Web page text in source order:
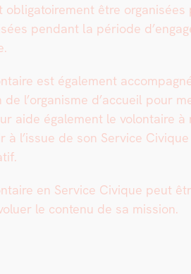
oblig­a­toire­ment être organ­isées
pen­dant la péri­ode
est égale­ment
de l’or­gan­isme d’ac­cueil pour
aide égale­ment le volon­taire
à l’is­sue de son Ser­vice
en Ser­vice Civique peut
le con­tenu de sa mis­sion.